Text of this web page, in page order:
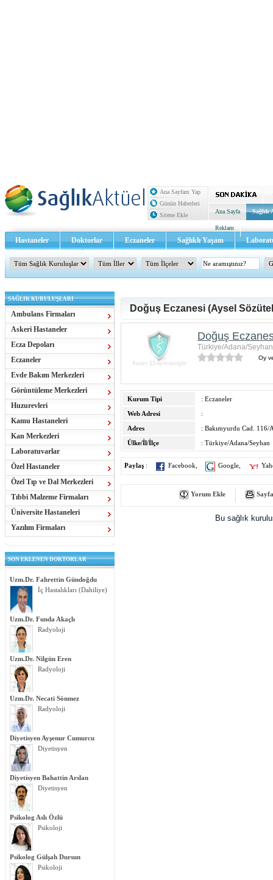
Ana Sayfam Yap
Günün Haberleri
Sitene Ekle
Ana Sayfa Sağlık
Reklam
Hastaneler Doktorlar Eczaneler Sağlıklı Yaşam
Sağlık TV - Video İletişim
SAĞLIK KURULUŞLARI
Ambulans Firmaları
Askeri Hastaneler
Ecza Depoları
Eczaneler
Evde Bakım Merkezleri
Görüntüleme Merkezleri
Huzurevleri
Kamu Hastaneleri
Kan Merkezleri
Laboratuvarlar
Özel Hastaneler
Özel Tıp ve Dal Merkezleri
Tıbbi Malzeme Firmaları
Üniversite Hastaneleri
Yazılım Firmaları
SON EKLENEN DOKTORLAR
Uzm.Dr. Fahrettin Gündoğdu
İç Hastalıkları (Dahiliye)
Uzm.Dr. Funda Akaçlı
Radyoloji
Uzm.Dr. Nilgün Eren
Radyoloji
Uzm.Dr. Necati Sönmez
Radyoloji
Diyetisyen Ayşenur Cumurcu
Diyetisyen
Diyetisyen Bahattin Arslan
Diyetisyen
Psikolog Aslı Özlü
Psikoloji
Psikolog Gülşah Dursun
Psikoloji
Doğuş Eczanesi (Aysel
Doğuş
Türkiye/Adana/Seyhan
Oy
Kurum Tipi
: Eczaneler
Web Adresi
:
Adres
: Bakımyurdu Cad. 116/
Ülke/İl/İlçe
: Türkiye/Adana/Seyhan
Paylaş : Facebook Google
Yorum Ekle
Bu sağlık